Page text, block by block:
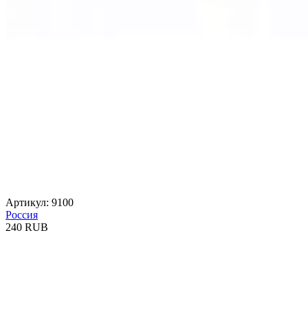
Артикул: 9100
Россия
240 RUB